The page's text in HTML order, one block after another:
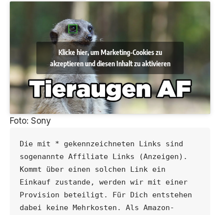
Klicke hier, um Marketing-Cookies zu
akzeptieren und diesen Inhalt zu aktivieren
Foto: Sony
Die mit * gekennzeichneten Links sind
sogenannte Affiliate Links (Anzeigen).
Kommt über einen solchen Link ein
Einkauf zustande, werden wir mit einer
Provision beteiligt. Für Dich entstehen
dabei keine Mehrkosten. Als Amazon-